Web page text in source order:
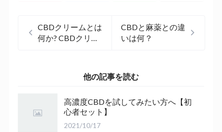
CBDクリームとは
何か? CBDクリー
CBDと麻薬との違
いは何？
他の記事を読む
高濃度CBDを試してみたい方へ【初
心者セット】
2021/10/17